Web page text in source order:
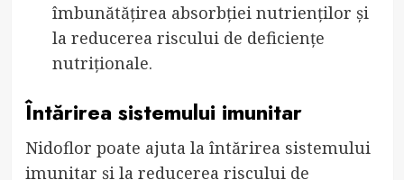
îmbunătățirea absorbției nutrienților și
la reducerea riscului de deficiențe
nutriționale.
Întărirea sistemului imunitar
Nidoflor poate ajuta la întărirea sistemului
imunitar și la reducerea riscului de